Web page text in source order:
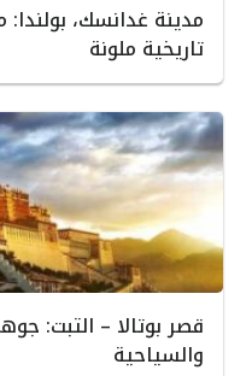
مدينة غدانسك،
تاريخية ملونة
قصر بوتالا – التبت:
والسياحية